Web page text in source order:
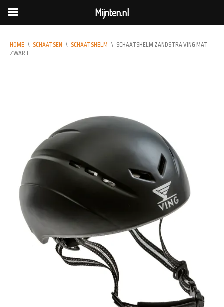
HOME \ SCHAATSEN \ SCHAATSHELM \ SCHAATSHELM ZANDSTRA VING MAT
ZWART
Mijnten.nl